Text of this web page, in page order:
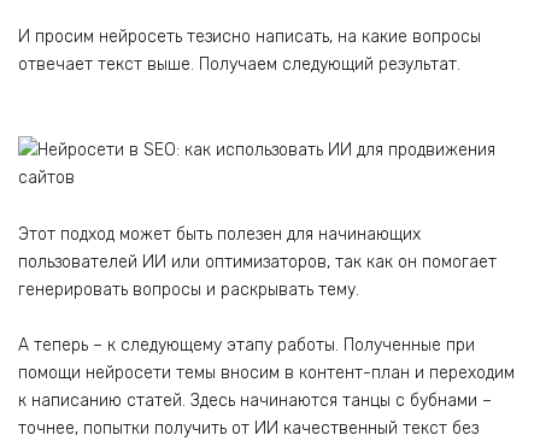
И просим нейросеть тезисно написать, на какие вопросы
отвечает текст выше. Получаем следующий результат.
Этот подход может быть полезен для начинающих
пользователей ИИ или оптимизаторов, так как он помогает
генерировать вопросы и раскрывать тему.
А теперь – к следующему этапу работы. Полученные при
помощи нейросети темы вносим в контент-план и переходим
к написанию статей. Здесь начинаются танцы с бубнами –
точнее, попытки получить от ИИ качественный текст без